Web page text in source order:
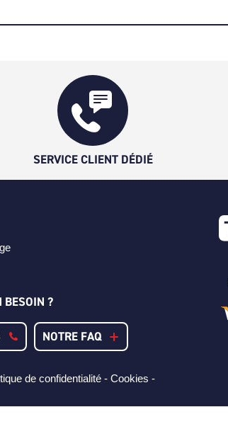
SERVICE CLIENT DÉDIÉ
BESOIN ?
NOTRE FAQ
de confidentialité - Cookies -